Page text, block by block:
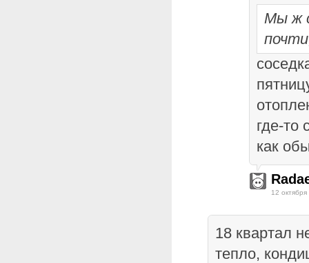
Мы ж
где-то
как
12
18 квартал
тепло,